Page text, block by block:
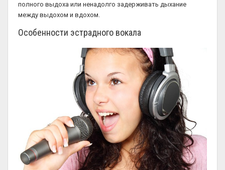
полного выдоха или ненадолго задерживать дыхание
между выдохом и вдохом.
Особенности эстрадного вокала